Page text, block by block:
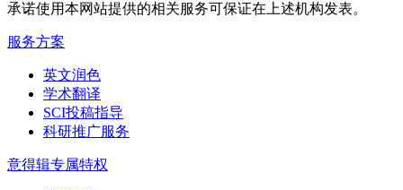
承诺使用本网站提供的相关服务可保证在上述机构发表。
服务方案
英文润色
学术翻译
SCI投稿指导
科研推广服务
意得辑专属特权